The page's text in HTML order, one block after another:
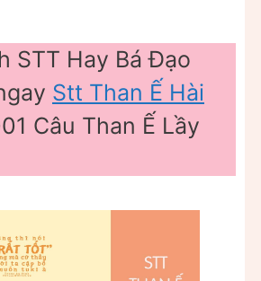
STT Hay Bá Đạo
Stt Than Ế Hài
Câu Than Ế Lầy